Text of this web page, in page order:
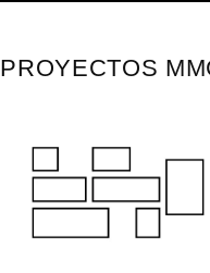
PROYECTOS